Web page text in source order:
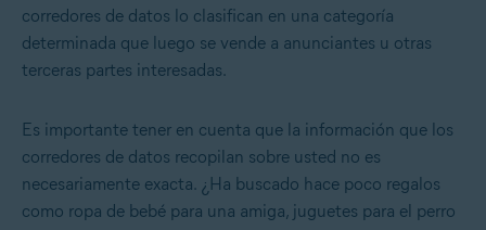
corredores de datos lo clasifican en una categoría
determinada que luego se vende a anunciantes u otras
terceras partes interesadas.
Es importante tener en cuenta que la información que los
corredores de datos recopilan sobre usted no es
necesariamente exacta. ¿Ha buscado hace poco regalos
como ropa de bebé para una amiga, juguetes para el perro